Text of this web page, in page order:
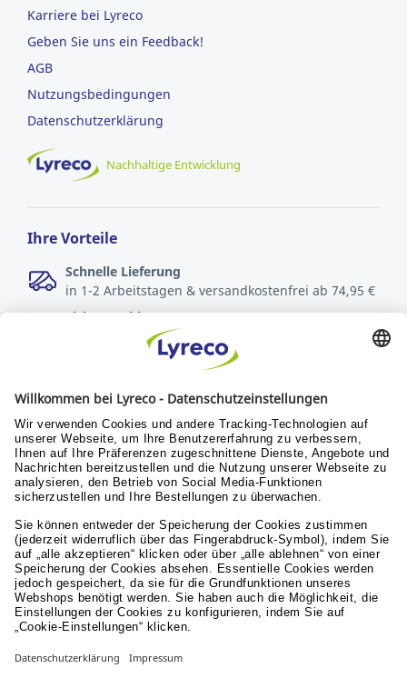
Karriere bei Lyreco
Geben Sie uns ein Feedback!
AGB
Nutzungsbedingungen
Datenschutzerklärung
Nachhaltige Entwicklung
Ihre Vorteile
Schnelle Lieferung
in 1-2 Arbeitstagen & versandkostenfrei ab 74,95 €
Sichere Zahlungsarten
Rechnung oder Kreditkarte
Kostenlose Rücksendungen
Verantwortung
Nachhaltigkeit
Menschen & Werte
Lyreco for Education
© Lyreco 2026
Barrierefreiheit|